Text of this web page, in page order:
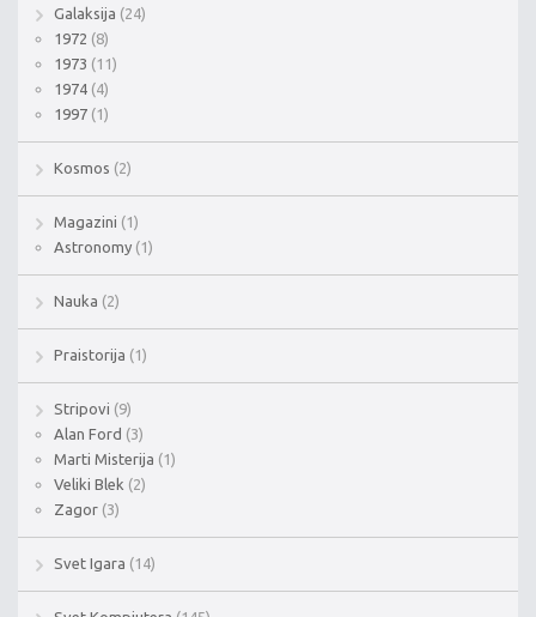
Galaksija (24)
1972 (8)
1973 (11)
1974 (4)
1997 (1)
Kosmos (2)
Magazini (1)
Astronomy (1)
Nauka (2)
Praistorija (1)
Stripovi (9)
Alan Ford (3)
Marti Misterija (1)
Veliki Blek (2)
Zagor (3)
Svet Igara (14)